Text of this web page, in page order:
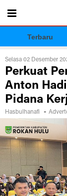
Terbaru
Selasa 02 Desember
Perkuat
Anton
Pidana
Hasbulhanafi -